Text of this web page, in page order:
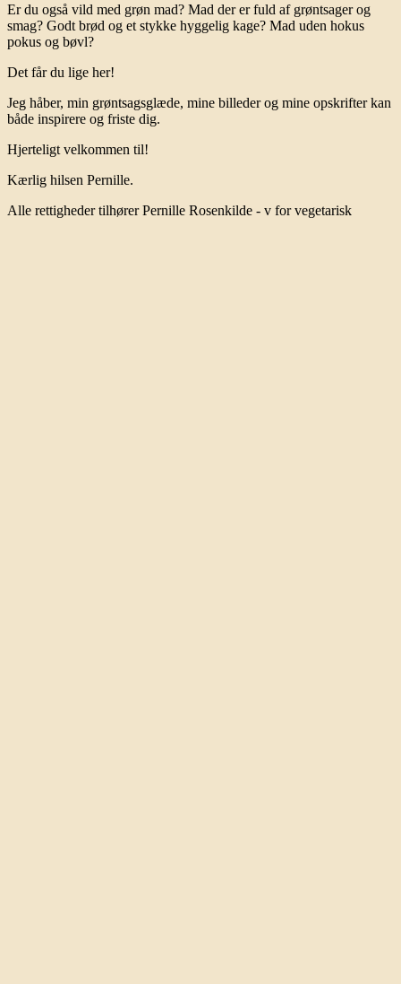
Er du også vild med grøn mad? Mad der er fuld af grøntsager og
smag? Godt brød og et stykke hyggelig kage? Mad uden hokus
pokus og bøvl?
Det får du lige her!
Jeg håber, min grøntsagsglæde, mine billeder og mine opskrifter kan
både inspirere og friste dig.
Hjerteligt velkommen til!
Kærlig hilsen Pernille.
Alle rettigheder tilhører Pernille Rosenkilde - v for vegetarisk